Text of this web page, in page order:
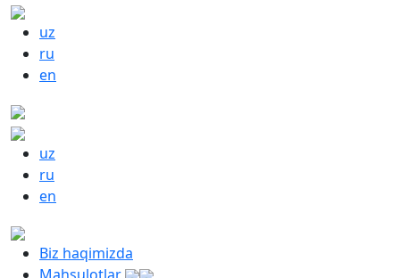
uz
ru
en
uz
ru
en
Biz haqimizda